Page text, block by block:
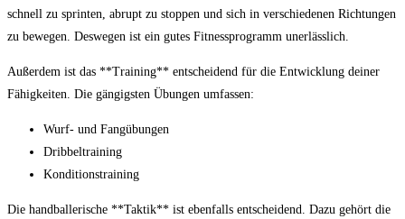
schnell​ zu sprinten, abrupt zu stoppen und sich in verschiedenen Richtungen
⁣zu bewegen. Deswegen ist ein gutes Fitnessprogramm unerlässlich.
Außerdem ist das **Training**⁣ entscheidend ⁤für⁣ die Entwicklung deiner
Fähigkeiten. Die gängigsten Übungen umfassen:
Wurf- und Fangübungen
Dribbeltraining
Konditionstraining
Die⁣ handballerische **Taktik** ist⁢ ebenfalls ‌entscheidend. Dazu gehört die